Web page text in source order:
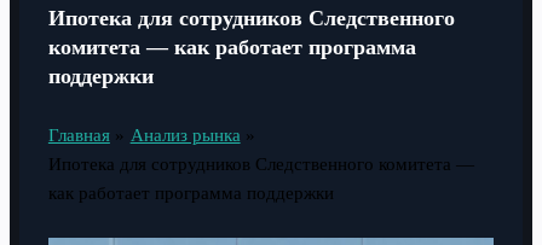
Ипотека для сотрудников Следственного
комитета — как работает программа
поддержки
Главная
Анализ рынка
Ипотека для сотрудников Следственного комитета —
как работает программа поддержки